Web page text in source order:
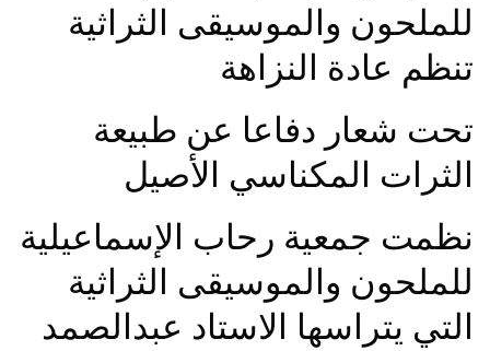
للملحون والموسيقى الثراثية
تنظم عادة النزاهة
تحت شعار دفاعا عن طبيعة
الثرات المكناسي الأصيل
نظمت جمعية رحاب الإسماعيلية
للملحون والموسيقى الثراثية
التي يتراسها الاستاد عبدالصمد